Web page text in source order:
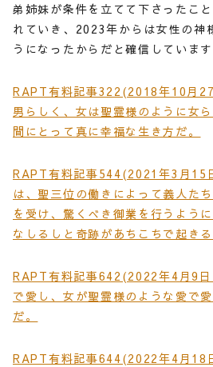
弟姉妹が条件を立てて下さったこ
れていき、2023年からは女性の神
うになったからだと確信しています
RAPT有料記事322(2018年10月
男らしく、女は聖霊様のように女
間にとって真に幸福な生き方だ。
RAPT有料記事544(2021年3月15
は、聖三位の働きによって義人た
を受け、驚くべき御業を行うよう
なしるしと奇跡があちこちで起き
RAPT有料記事642(2022年4月9日
で愛し、女が聖霊様のような愛で
だ。
RAPT有料記事644(2022年4月18